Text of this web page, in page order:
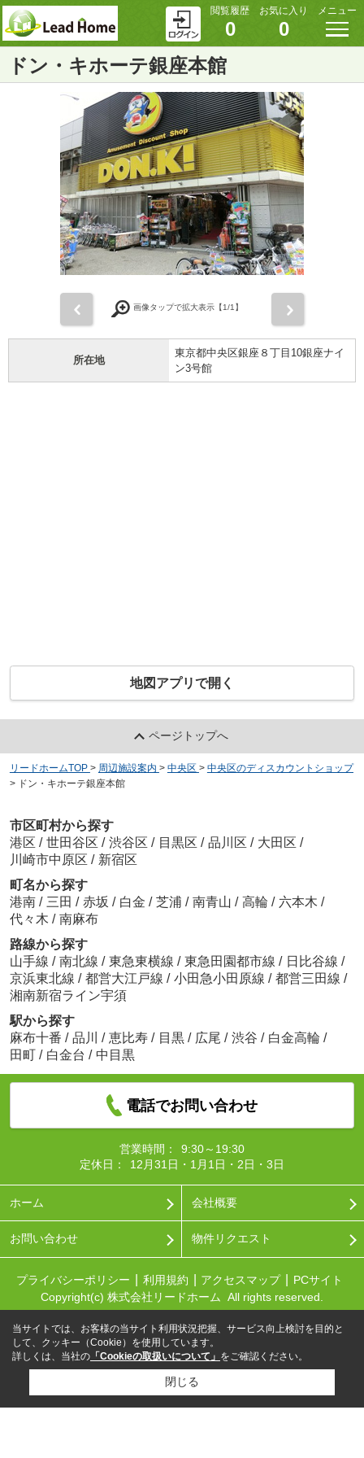
閲覧履歴
0
お気に入り
0
メニュー
ドン・キホーテ銀座本館
画像タップで拡大表示【1/1】
所在地
東京都中央区銀座８丁目10銀座ナイ
ン3号館
地図アプリで開く
ページトップへ
リードホームTOP > 周辺施設案内 > 中央区 > 中央区のディスカウントショップ
> ドン・キホーテ銀座本館
市区町村から探す
港区 / 世田谷区 / 渋谷区 / 目黒区 / 品川区 / 大田区 /
川崎市中原区 / 新宿区
町名から探す
港南 / 三田 / 赤坂 / 白金 / 芝浦 / 南青山 / 高輪 / 六本木 /
代々木 / 南麻布
路線から探す
山手線 / 南北線 / 東急東横線 / 東急田園都市線 / 日比谷線 /
京浜東北線 / 都営大江戸線 / 小田急小田原線 / 都営三田線 /
湘南新宿ライン宇須
駅から探す
麻布十番 / 品川 / 恵比寿 / 目黒 / 広尾 / 渋谷 / 白金高輪 /
田町 / 白金台 / 中目黒
電話でお問い合わせ
営業時間：
9:30～19:30
定休日：
12月31日・1月1日・2日・3日
ホーム 会社概要
お問い合わせ 物件リクエスト
プライバシーポリシー 利用規約 アクセスマップ
PCサイト
Copyright(c) 株式会社リードホーム All rights reserved.
当サイトでは、お客様の当サイト利用状況把握、サービス向上検討を目的と
して、クッキー（Cookie）を使用しています。
詳しくは、当社の 「Cookieの取扱いについて」 をご確認ください。
閉じる